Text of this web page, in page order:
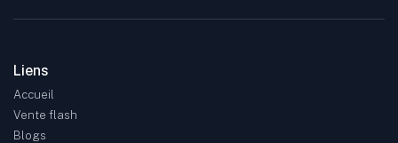
Liens
Accueil
Vente flash
Blogs